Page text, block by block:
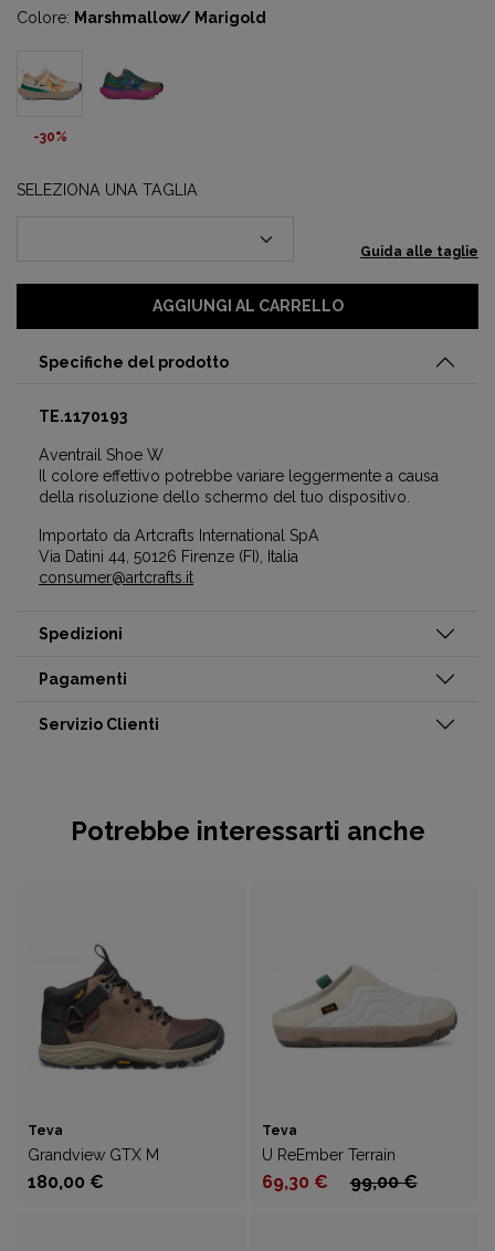
Colore: Marshmallow/ Marigold
-30%
SELEZIONA UNA TAGLIA
Guida alle taglie
AGGIUNGI AL CARRELLO
Specifiche del prodotto
TE.1170193
Aventrail Shoe W
Il colore effettivo potrebbe variare leggermente a causa
della risoluzione dello schermo del tuo dispositivo.
Importato da Artcrafts International SpA
Via Datini 44, 50126 Firenze (FI), Italia
consumer@artcrafts.it
Spedizioni
Pagamenti
Servizio Clienti
Potrebbe interessarti anche
Teva
Grandview GTX M
180,00 €
Teva
U ReEmber Terrain
69,30 € 99,00 €